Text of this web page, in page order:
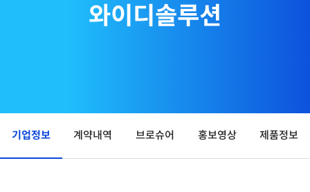
와이디솔루션
기업정보 계약내역 브로슈어 홍보영상 제품정보